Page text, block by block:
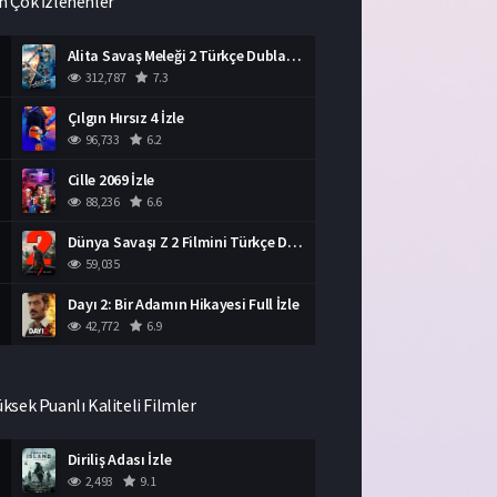
Alita Savaş Meleği 2 Türkçe Dublaj İzle HD Film
312,787 7.3
Çılgın Hırsız 4 İzle
96,733 6.2
Cille 2069 İzle
88,236 6.6
Dünya Savaşı Z 2 Filmini Türkçe Dublaj İzle
59,035
Dayı 2: Bir Adamın Hikayesi Full İzle
42,772 6.9
Puanlı Kaliteli Filmler
Diriliş Adası İzle
2,493 9.1